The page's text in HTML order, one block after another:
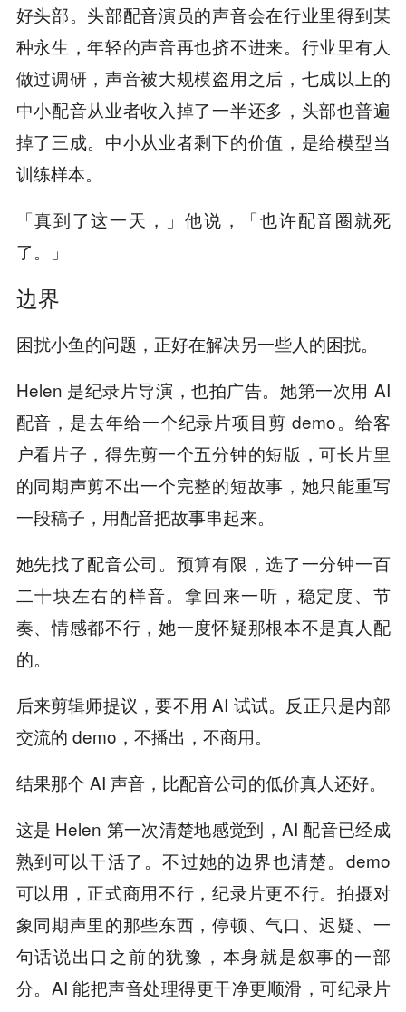
好头部。头部配音演员的声音会在行业里得到某
种永生，年轻的声音再也挤不进来。行业里有人
做过调研，声音被大规模盗用之后，七成以上的
中小配音从业者收入掉了一半还多，头部也普遍
掉了三成。中小从业者剩下的价值，是给模型当
训练样本。
「真到了这一天，」他说，「也许配音圈就死
了。」
边界
困扰小鱼的问题，正好在解决另一些人的困扰。
Helen 是纪录片导演，也拍广告。她第一次用 AI
配音，是去年给一个纪录片项目剪 demo。给客
户看片子，得先剪一个五分钟的短版，可长片里
的同期声剪不出一个完整的短故事，她只能重写
一段稿子，用配音把故事串起来。
她先找了配音公司。预算有限，选了一分钟一百
二十块左右的样音。拿回来一听，稳定度、节
奏、情感都不行，她一度怀疑那根本不是真人配
的。
后来剪辑师提议，要不用 AI 试试。反正只是内部
交流的 demo，不播出，不商用。
结果那个 AI 声音，比配音公司的低价真人还好。
这是 Helen 第一次清楚地感觉到，AI 配音已经成
熟到可以干活了。不过她的边界也清楚。demo
可以用，正式商用不行，纪录片更不行。拍摄对
象同期声里的那些东西，停顿、气口、迟疑、一
句话说出口之前的犹豫，本身就是叙事的一部
分。AI 能把声音处理得更干净更顺滑，可纪录片